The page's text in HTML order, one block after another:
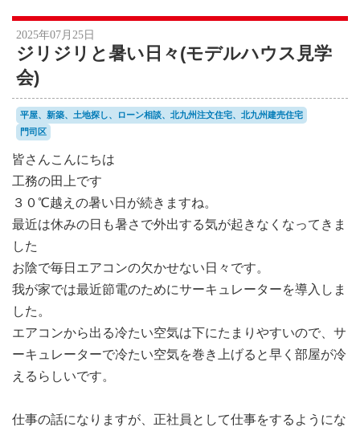
2025年07月25日
ジリジリと暑い日々(モデルハウス見学
会)
平屋、新築、土地探し、ローン相談、北九州注文住宅、北九州建売住宅
門司区
皆さんこんにちは
工務の田上です
３０℃越えの暑い日が続きますね。
最近は休みの日も暑さで外出する気が起きなくなってきま
した
お陰で毎日エアコンの欠かせない日々です。
我が家では最近節電のためにサーキュレーターを導入しま
した。
エアコンから出る冷たい空気は下にたまりやすいので、サ
ーキュレーターで冷たい空気を巻き上げると早く部屋が冷
えるらしいです。
仕事の話になりますが、正社員として仕事をするようにな